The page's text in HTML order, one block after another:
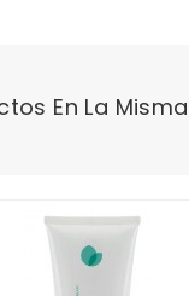
En La Misma